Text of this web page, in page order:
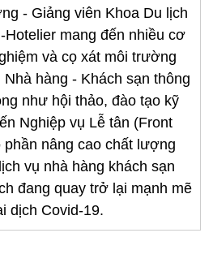
- Giảng viên Khoa Du lịch
mang đến nhiều cơ
và cọ xát môi trường
hàng - Khách sạn thông
như hội thảo, đào tạo kỹ
Nghiệp vụ Lễ tân (Front
nâng cao chất lượng
vụ nhà hàng khách sạn
đang quay trở lại mạnh mẽ
dịch Covid-19.